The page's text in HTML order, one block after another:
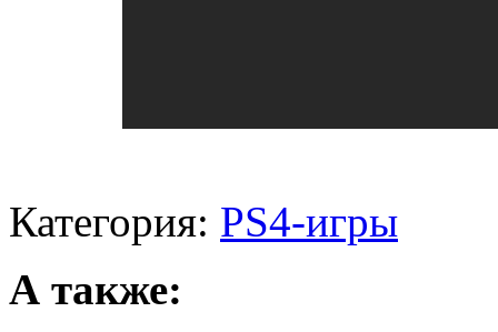
Категория: PS4-игры
А также: